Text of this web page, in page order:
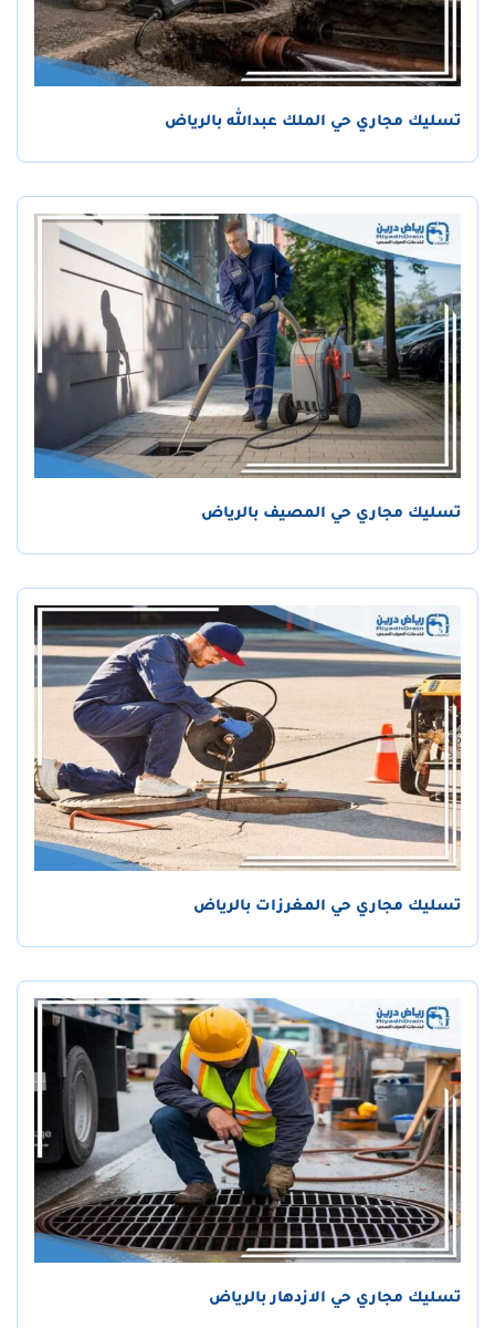
تسليك مجاري حي الملك عبدالله بالرياض
تسليك مجاري حي المصيف بالرياض
تسليك مجاري حي المغرزات بالرياض
تسليك مجاري حي الازدهار بالرياض